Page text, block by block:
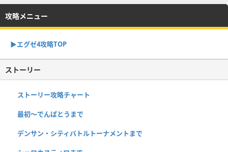
攻略メニュー
▶︎エグゼ4攻略TOP
ストーリー
ストーリー攻略チャート
最初～でんぱとうまで
デンサン・シティバトルトーナメントまで